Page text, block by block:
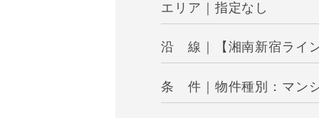
エリア｜指定なし
沿 線｜【湘南新宿ライ
条 件｜物件種別：マン